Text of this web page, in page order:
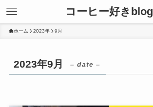
コーヒー好きblog
ホーム 2023年 9月
2023年9月 – date –